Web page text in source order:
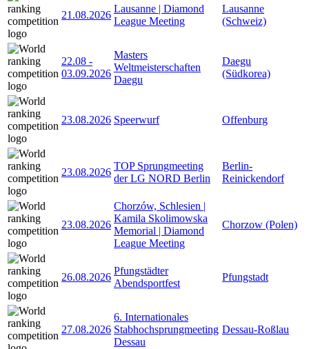
21.08.2026
Lausanne | Diamond
League Meeting
Lausanne
(Schweiz)
22.08 -
03.09.2026
Masters
Weltmeisterschaften
Daegu
Daegu
(Südkorea)
23.08.2026 Speerwurf Offenburg
23.08.2026
TOP Sprungmeeting
der LG NORD Berlin
Berlin-
Reinickendorf
23.08.2026
Chorzów, Schlesien |
Kamila Skolimowska
Memorial | Diamond
League Meeting
Chorzow (Polen)
26.08.2026
Pfungstädter
Abendsportfest
Pfungstadt
27.08.2026
6. Internationales
Stabhochsprungmeeting
Dessau
Dessau-Roßlau